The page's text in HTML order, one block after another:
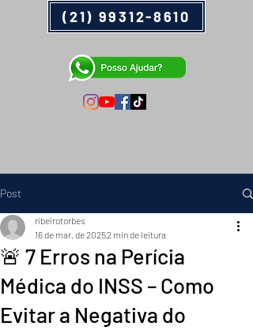
(21) 99312-8610
Post
🚨 7 Erros na Perícia
Médica do INSS – Como
Evitar a Negativa do
ribeirotorbes
16 de mar. de 20252 min de leitura